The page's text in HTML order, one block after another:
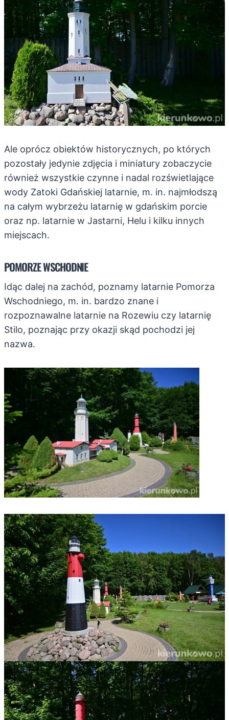
Ale oprócz obiektów historycznych, po których
pozostały jedynie zdjęcia i miniatury zobaczycie
również wszystkie czynne i nadal rozświetlające
wody Zatoki Gdańskiej latarnie, m. in. najmłodszą
na całym wybrzeżu latarnię w gdańskim porcie
oraz np. latarnie w Jastarni, Helu i kilku innych
miejscach.
POMORZE WSCHODNIE
Idąc dalej na zachód, poznamy latarnie Pomorza
Wschodniego, m. in. bardzo znane i
rozpoznawalne latarnie na Rozewiu czy latarnię
Stilo, poznając przy okazji skąd pochodzi jej
nazwa.